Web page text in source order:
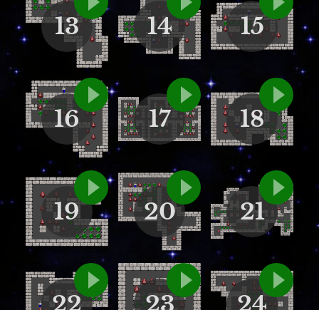
13 14 15
16 17 18
19 20 21
22 23 24